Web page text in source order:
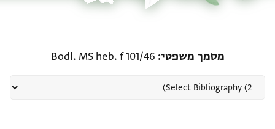
מסמך משפטי Bodl. MS heb. f 101/46